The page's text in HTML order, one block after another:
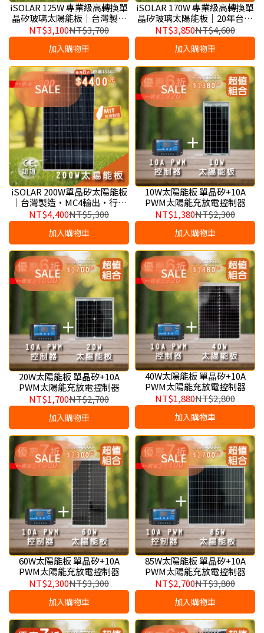
iSOLAR 125W 專業級高轉換單
晶矽玻璃太陽能板｜台灣製造
20 年大廠、中大型離網儲能與
露營車 RV 供電核心
NT$3,100NT$3,700
加入購物車
iSOLAR 170W 專業級高轉換單
晶矽玻璃太陽能板｜20年台灣
在地大廠、大功率行動充電站
與商業離網綠能系統核心
NT$3,850NT$4,600
加入購物車
iSOLAR 200W單晶矽太陽能板
｜台灣製造・MC4輸出・行動
電站／露營車／離網供電適用
NT$4,400NT$5,300
加入購物車
10W太陽能板 單晶矽+10A
PWM太陽能充放電控制器
NT$1,380NT$2,300
加入購物車
20W太陽能板 單晶矽+10A
PWM太陽能充放電控制器
NT$1,700NT$2,700
加入購物車
40W太陽能板 單晶矽+10A
PWM太陽能充放電控制器
NT$1,880NT$2,800
加入購物車
60W太陽能板 單晶矽+10A
PWM太陽能充放電控制器
NT$2,300NT$3,300
加入購物車
85W太陽能板 單晶矽+10A
PWM太陽能充放電控制器
NT$2,700NT$3,800
加入購物車